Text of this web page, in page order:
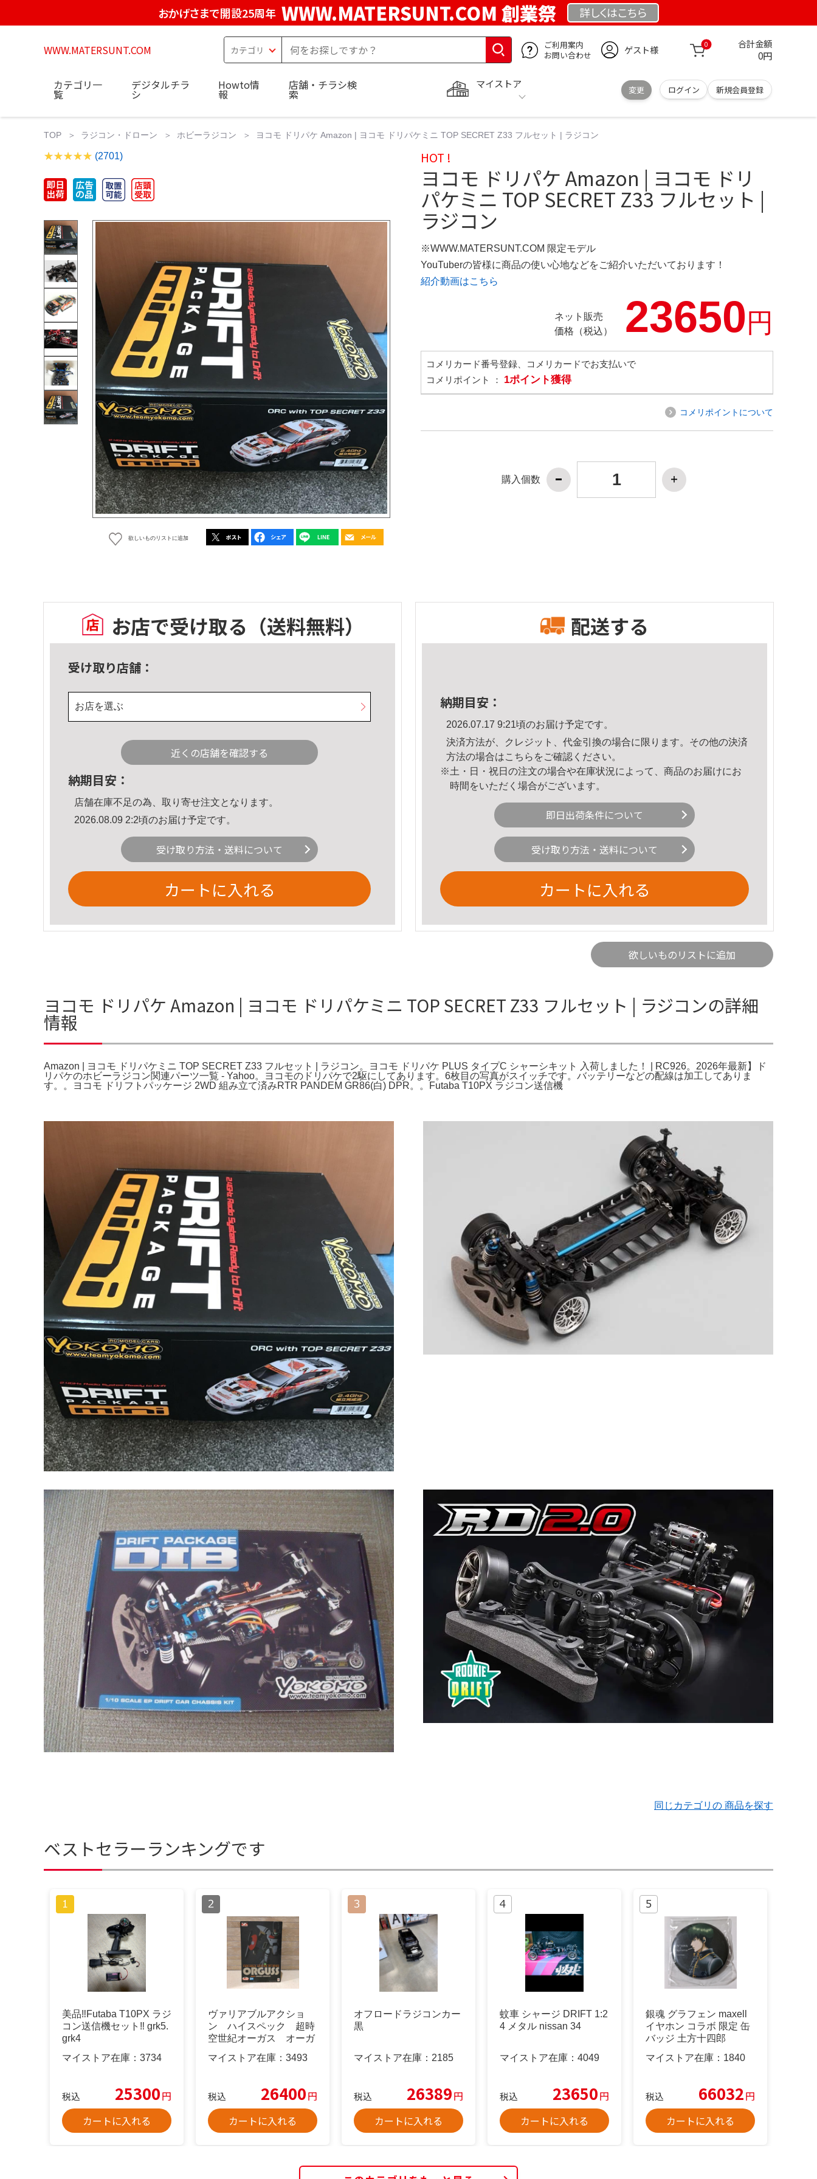
おかげさまで開設25周年 WWW.MATERSUNT.COM 創業祭 詳しくはこちら
WWW.MATERSUNT.COM
ご利用案内
お問い合わせ
ゲスト様 0 合計金額
0円
マイストア
変更 ログイン 新規会員登録
カテゴリ一
覧
デジタルチラ
シ
Howto情
報
店舗・チラシ検
索
TOP ラジコン・ドローン ホビーラジコン ヨコモ ドリパケ Amazon | ヨコモ ドリパケミニ TOP SECRET Z33 フルセット | ラジコン
(2701)
欲しいものリストに追加
HOT !
ヨコモ ドリパケ Amazon | ヨコモ ドリ
パケミニ TOP SECRET Z33 フルセット |
ラジコン
※WWW.MATERSUNT.COM 限定モデル
YouTuberの皆様に商品の使い心地などをご紹介いただいております！
紹介動画はこちら
ネット販売
価格（税込）
23650円
コメリカード番号登録、コメリカードでお支払いで
コメリポイント ： 1ポイント獲得
コメリポイントについて
購入個数
お店で受け取る （送料無料）
受け取り店舗：
お店を選ぶ
近くの店舗を確認する
納期目安：
店舗在庫不足の為、取り寄せ注文となります。
2026.08.09 2:2頃のお届け予定です。
受け取り方法・送料について
カートに入れる
配送する
納期目安：
2026.07.17 9:21頃のお届け予定です。
決済方法が、クレジット、代金引換の場合に限ります。その他の決済
方法の場合はこちら をご確認ください。
※土・日・祝日の注文の場合や在庫状況によって、商品のお届けにお
時間をいただく場合がございます。
即日出荷条件について
受け取り方法・送料について
カートに入れる
欲しいものリストに追加
ヨコモ ドリパケ Amazon | ヨコモ ドリパケミニ TOP SECRET Z33 フルセット | ラジコンの詳細
情報
Amazon | ヨコモ ドリパケミニ TOP SECRET Z33 フルセット | ラジコン。ヨコモ ドリパケ PLUS タイプC シャーシキット 入荷しました！ | RC926。2026年最新】ド
リパケのホビーラジコン関連パーツ一覧 - Yahoo。ヨコモのドリパケで2駆にしてあります。6枚目の写真がスイッチです。バッテリーなどの配線は加工してありま
す。。ヨコモ ドリフトパッケージ 2WD 組み立て済みRTR PANDEM GR86(白) DPR。。Futaba T10PX ラジコン送信機
同じカテゴリの 商品を探す
ベストセラーランキングです
美品‼️Futaba T10PX ラジ
コン送信機セット‼️ grk5.
grk4
マイストア在庫： 3734
税込 25300円
カートに入れる
ヴァリアブルアクショ
ン ハイスペック 超時
空世紀オーガス オーガ
ス オーガロイド
マイストア在庫： 3493
税込 26400円
カートに入れる
オフロードラジコンカー
黒
マイストア在庫： 2185
税込 26389円
カートに入れる
蚊車 シャージ DRIFT 1:2
4 メタル nissan 34
マイストア在庫： 4049
税込 23650円
カートに入れる
銀魂 グラフェン maxell
イヤホン コラボ 限定 缶
バッジ 土方十四郎
マイストア在庫： 1840
税込 66032円
カートに入れる